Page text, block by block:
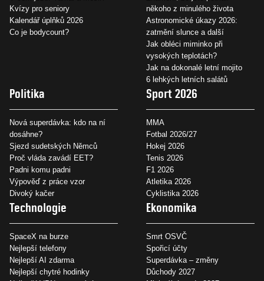
Kvízy pro seniory
Kalendář úplňků 2026
Co je bodycount?
někoho z minulého života
Astronomické úkazy 2026:
zatmění slunce a další
Jak obléci miminko při
vysokých teplotách?
Jak na dokonalé letní mojito
6 lehkých letních salátů
Politika
Nová superdávka: kdo na ní
dosáhne?
Sjezd sudetských Němců
Proč vláda zavádí EET?
Padni komu padni
Výpověď z práce vzor
Divoký kačer
Sport 2026
MMA
Fotbal 2026/27
Hokej 2026
Tenis 2026
F1 2026
Atletika 2026
Cyklistika 2026
Technologie
SpaceX na burze
Nejlepší telefony
Nejlepší AI zdarma
Nejlepší chytré hodinky
Ekonomika
Smrt OSVČ
Spořicí účty
Superdávka – změny
Důchody 2027